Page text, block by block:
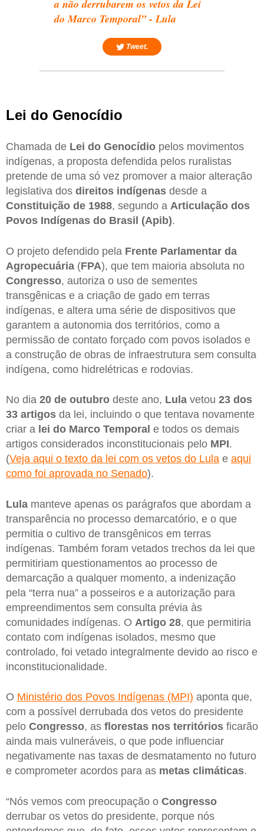
a não derrubarem os vetos da Lei
do Marco Temporal” - Lula
Tweet.
Lei do Genocídio
Chamada de Lei do Genocídio pelos movimentos
indígenas, a proposta defendida pelos ruralistas
pretende de uma só vez promover a maior alteração
legislativa dos direitos indígenas desde a
Constituição de 1988, segundo a Articulação dos
Povos Indígenas do Brasil (Apib).
O projeto defendido pela Frente Parlamentar da
Agropecuária (FPA), que tem maioria absoluta no
Congresso, autoriza o uso de sementes
transgênicas e a criação de gado em terras
indígenas, e altera uma série de dispositivos que
garantem a autonomia dos territórios, como a
permissão de contato forçado com povos isolados e
a construção de obras de infraestrutura sem consulta
indígena, como hidrelétricas e rodovias.
No dia 20 de outubro deste ano, Lula vetou 23 dos
33 artigos da lei, incluindo o que tentava novamente
criar a lei do Marco Temporal e todos os demais
artigos considerados inconstitucionais pelo MPI.
(Veja aqui o texto da lei com os vetos do Lula e aqui
como foi aprovada no Senado).
Lula manteve apenas os parágrafos que abordam a
transparência no processo demarcatório, e o que
permitia o cultivo de transgênicos em terras
indígenas. Também foram vetados trechos da lei que
permitiriam questionamentos ao processo de
demarcação a qualquer momento, a indenização
pela “terra nua” a posseiros e a autorização para
empreendimentos sem consulta prévia às
comunidades indígenas. O Artigo 28, que permitiria
contato com indígenas isolados, mesmo que
controlado, foi vetado integralmente devido ao risco e
inconstitucionalidade.
O Ministério dos Povos Indígenas (MPI) aponta que,
com a possível derrubada dos vetos do presidente
pelo Congresso, as florestas nos territórios ficarão
ainda mais vulneráveis, o que pode influenciar
negativamente nas taxas de desmatamento no futuro
e comprometer acordos para as metas climáticas.
“Nós vemos com preocupação o Congresso
derrubar os vetos do presidente, porque nós